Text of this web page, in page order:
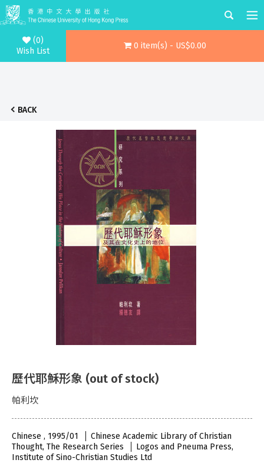
(0)
Wish List
0 item(s) - US$0.00
BACK
歷代耶穌形象 (out of stock)
帕利坎
Chinese , 1995/01
Chinese Academic Library of Christian
Thought, The Research Series
Logos and Pneuma Press,
Institute of Sino-Christian Studies Ltd